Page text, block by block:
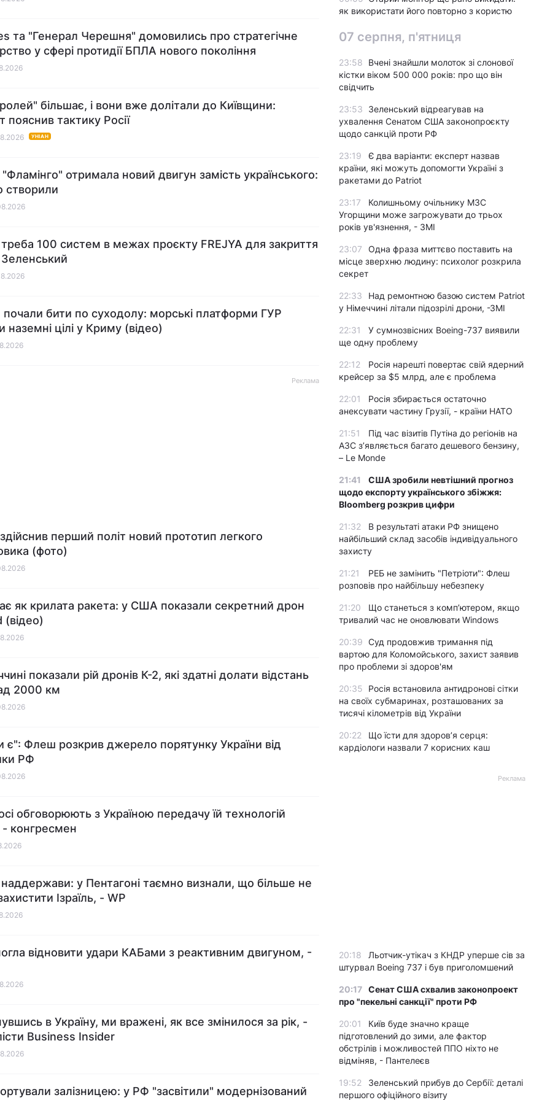
та "Генерал Черешня" домовились про стратегічне
у сфері протидії БПЛА нового покоління
більшає, і вони вже долітали до Київщини:
пояснив тактику Росії
УНІАН
отримала новий двигун замість українського:
створили
треба 100 систем в межах проєкту FREJYA для закриття
почали бити по суходолу: морські платформи ГУР
наземні цілі у Криму (відео)
Реклама
здійснив перший політ новий прототип легкого
(фото)
як крилата ракета: у США показали секретний дрон
(відео)
показали рій дронів К-2, які здатні долати відстань
2000 км
є": Флеш розкрив джерело порятунку України від
РФ
обговорюють з Україною передачу їй технологій
конгресмен
у Пентагоні таємно визнали, що більше не
Ізраїль, - WP
відновити удари КАБами з реактивним двигуном, -
в Україну, ми вражені, як все змінилося за рік, -
Business Insider
залізницею: у РФ "засвітили" модернізований
як використати його повторно з користю
07 серпня, п'ятниця
23:58
Вчені знайшли молоток зі слонової
кістки віком 500 000 років: про що він
свідчить
23:53
Зеленський відреагував на
ухвалення Сенатом США законопроєкту
щодо санкцій проти РФ
23:19
Є два варіанти: експерт назвав
країни, які можуть допомогти Україні з
ракетами до Patriot
23:17
Колишньому очільнику МЗС
Угорщини може загрожувати до трьох
років ув'язнення, - ЗМІ
23:07
Одна фраза миттєво поставить на
місце зверхню людину: психолог розкрила
секрет
22:33
Над ремонтною базою систем Patriot
у Німеччині літали підозрілі дрони, -ЗМІ
22:31
У сумнозвісних Boeing-737 виявили
ще одну проблему
22:12
Росія нарешті повертає свій ядерний
крейсер за $5 млрд, але є проблема
22:01
Росія збирається остаточно
анексувати частину Грузії, - країни НАТО
21:51
Під час візитів Путіна до регіонів на
АЗС з’являється багато дешевого бензину,
– Le Monde
21:41
США зробили невтішний прогноз
щодо експорту українського збіжжя:
Bloomberg розкрив цифри
21:32
В результаті атаки РФ знищено
найбільший склад засобів індивідуального
захисту
21:21
РЕБ не замінить "Петріоти": Флеш
розповів про найбільшу небезпеку
21:20
Що станеться з комп’ютером, якщо
тривалий час не оновлювати Windows
20:39 Суд продовжив тримання під
вартою для Коломойського, захист заявив
про проблеми зі здоров'ям
20:35
Росія встановила антидронові сітки
на своїх субмаринах, розташованих за
тисячі кілометрів від України
20:22
Що їсти для здоров’я серця:
кардіологи назвали 7 корисних каш
Реклама
20:18
Льотчик-утікач з КНДР уперше сів за
штурвал Boeing 737 і був приголомшений
20:17 Сенат США схвалив законопроект
про "пекельні санкції" проти РФ
20:01
Київ буде значно краще
підготовлений до зими, але фактор
обстрілів і можливостей ППО ніхто не
відміняв, - Пантелеєв
19:52
Зеленський прибув до Сербії: деталі
першого офіційного візиту